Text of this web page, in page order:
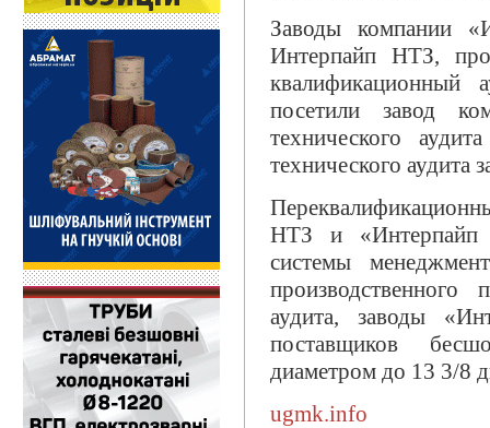
Заводы компании
Интерпайп НТЗ,
квалификационный
посетили завод
технического
технического аудита
НТЗ и «Интерпайп
системы
аудита, заводы
поставщиков
диаметром до 13 3/8
ugmk.info